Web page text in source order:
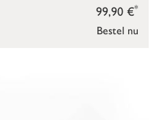
Bestel nu
99,90 €*